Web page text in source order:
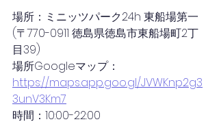
場所：ミニッツパーク24h 東船場第一
(〒770-0911 徳島県徳島市東船場町2丁
目39)
場所Googleマップ：
https://maps.app.goo.gl/JVWKnp2g3
3unV3Km7
時間：10:00-22:00